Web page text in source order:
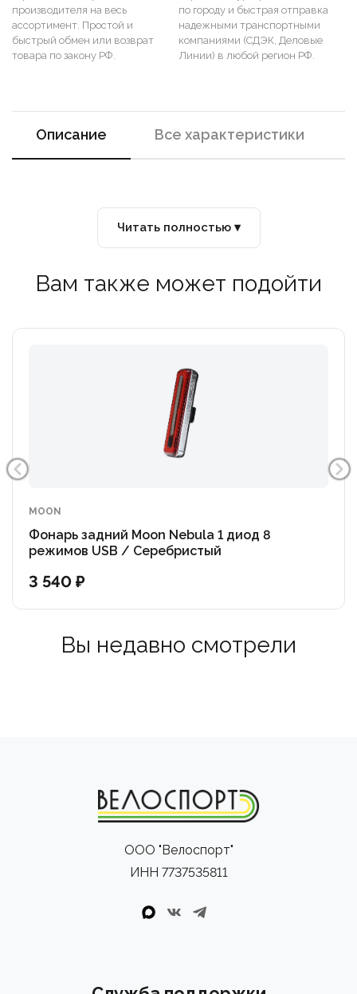
производителя на весь
ассортимент. Простой и
быстрый обмен или возврат
товара по закону РФ.
по городу и быстрая отправка
надежными транспортными
компаниями (СДЭК, Деловые
Линии) в любой регион РФ.
Описание Все характеристики
Читать полностью ▾
Вам также может подойти
MOON
Фонарь задний Moon Nebula 1 диод 8
режимов USB / Серебристый
3 540 ₽
Вы недавно смотрели
ООО "Велоспорт"
ИНН 7737535811